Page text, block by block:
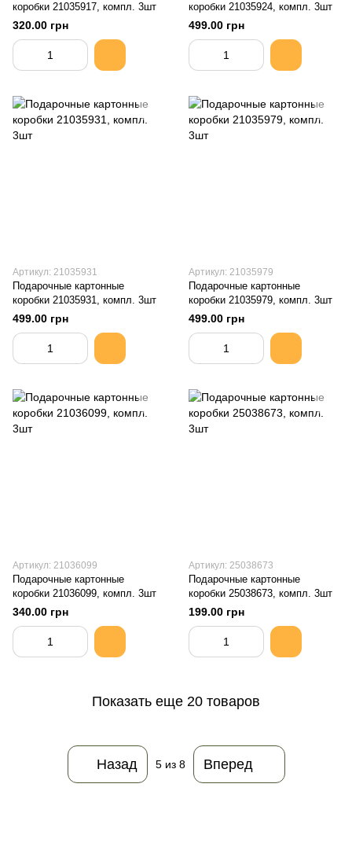
коробки 21035917, компл. 3шт
320.00 грн
коробки 21035924, компл. 3шт
499.00 грн
Артикул: 21035931
Подарочные картонные
коробки 21035931, компл. 3шт
499.00 грн
Артикул: 21035979
Подарочные картонные
коробки 21035979, компл. 3шт
499.00 грн
Артикул: 21036099
Подарочные картонные
коробки 21036099, компл. 3шт
340.00 грн
Артикул: 25038673
Подарочные картонные
коробки 25038673, компл. 3шт
199.00 грн
Показать еще 20 товаров
Назад 5из 8 Вперед